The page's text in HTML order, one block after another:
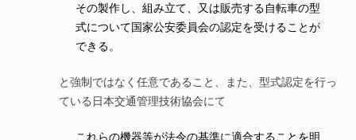
その製作し、組み立て、又は販売する自転車の型
式について国家公安委員会の認定を受けることが
できる。
と強制ではなく任意であること、また、型式認定を行っ
ている日本交通管理技術協会にて
これらの機器等が法令の基準に適合することを明